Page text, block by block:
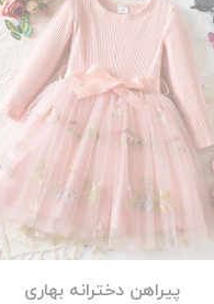
پیراهن دخترانه بهاری